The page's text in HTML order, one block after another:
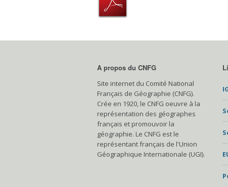
A propos du CNFG
Site internet du Comité National
Français de Géographie (CNFG).
Crée en 1920, le CNFG oeuvre à la
représentation des géographes
français et promouvoir la
géographie. Le CNFG est le
représentant français de l'Union
Géographique Internationale (UGI).